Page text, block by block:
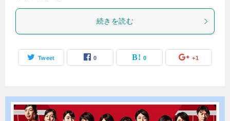
続きを読む
Tweet 0 0 +1